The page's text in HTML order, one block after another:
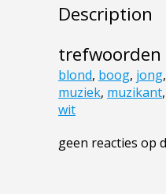
Description
trefwoorden
blond, boog, jong,
muziek, muzikant,
wit
geen reacties op